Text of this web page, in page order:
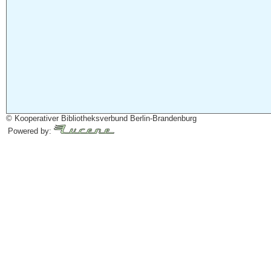
© Kooperativer Bibliotheksverbund Berlin-Brandenburg
Powered by: